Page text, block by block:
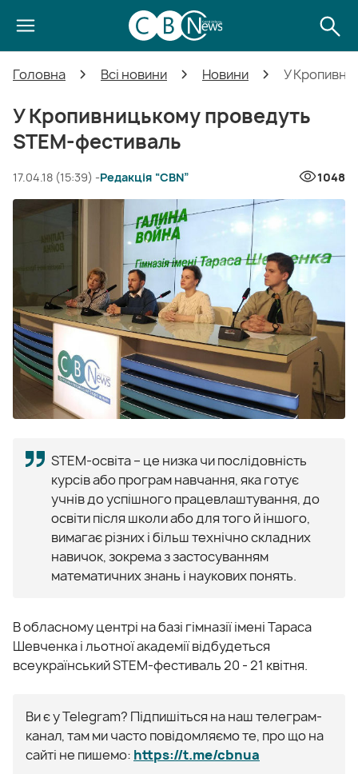
Головна Всі новини Новини У
У Кропивницькому проведуть
STEM-фестиваль
17.04.18 (15:39) -Редакція “CBN” 1048
STEM-освіта – це низка чи послідовність
курсів або програм навчання, яка готує
учнів до успішного працевлаштування, до
освіти після школи або для того й іншого,
вимагає різних і більш технічно складних
навичок, зокрема з застосуванням
математичних знань і наукових понять.
В обласному центрі на базі гімназії імені Тараса
Шевченка і льотної академії відбудеться
всеукраїнський STEM-фестиваль 20 - 21 квітня.
Ви є у Telegram? Підпишіться на наш телеграм-
канал, там ми часто повідомляємо те, про що на
сайті не пишемо: https://t.me/cbnua